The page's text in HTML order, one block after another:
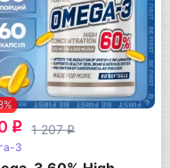
q 1 207q
3